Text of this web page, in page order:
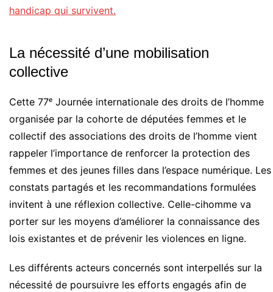
handicap qui survivent.
La nécessité d’une mobilisation
collective
Cette 77ᵉ Journée internationale des droits de l’homme
organisée par la cohorte de députées femmes et le
collectif des associations des droits de l’homme vient
rappeler l’importance de renforcer la protection des
femmes et des jeunes filles dans l’espace numérique. Les
constats partagés et les recommandations formulées
invitent à une réflexion collective. Celle-cihomme va
porter sur les moyens d’améliorer la connaissance des
lois existantes et de prévenir les violences en ligne.
Les différents acteurs concernés sont interpellés sur la
nécessité de poursuivre les efforts engagés afin de